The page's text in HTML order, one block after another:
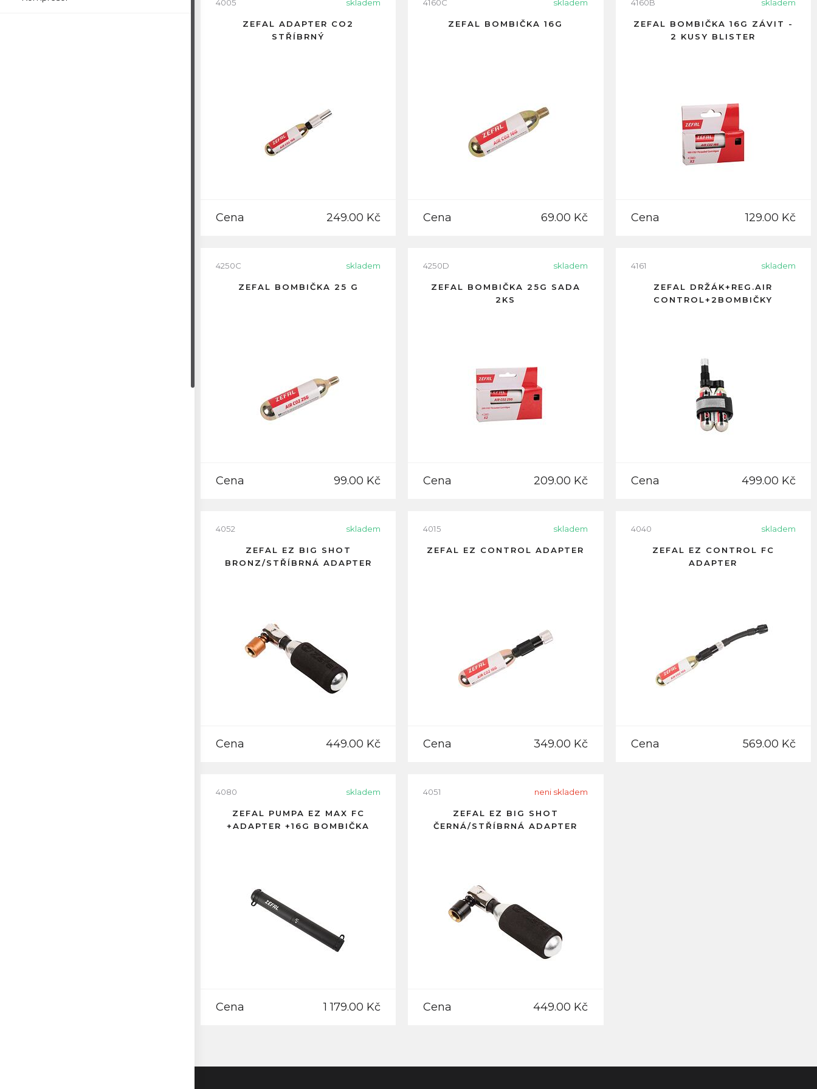
4005 skladem
ZEFAL ADAPTER CO2
STŘÍBRNÝ
Cena 249.00 Kč
4160C skladem
ZEFAL BOMBIČKA 16G
Cena 69.00 Kč
4160B skladem
ZEFAL BOMBIČKA 16G ZÁVIT -
2 KUSY BLISTER
Cena 129.00 Kč
4250C skladem
ZEFAL BOMBIČKA 25 G
Cena 99.00 Kč
4250D skladem
ZEFAL BOMBIČKA 25G SADA
2KS
Cena 209.00 Kč
4161 skladem
ZEFAL DRŽÁK+REG.AIR
CONTROL+2BOMBIČKY
Cena 499.00 Kč
4052 skladem
ZEFAL EZ BIG SHOT
BRONZ/STŘÍBRNÁ ADAPTER
Cena 449.00 Kč
4015 skladem
ZEFAL EZ CONTROL ADAPTER
Cena 349.00 Kč
4040 skladem
ZEFAL EZ CONTROL FC
ADAPTER
Cena 569.00 Kč
4080 skladem
ZEFAL PUMPA EZ MAX FC
+ADAPTER +16G BOMBIČKA
Cena 1 179.00 Kč
4051 neni skladem
ZEFAL EZ BIG SHOT
ČERNÁ/STŘÍBRNÁ ADAPTER
Cena 449.00 Kč